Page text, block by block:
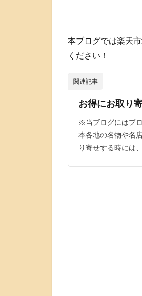
本ブログでは楽天
ください！
関連記事
お得にお取り
※当ブログにはプ
本各地の名物や名
り寄せする時には